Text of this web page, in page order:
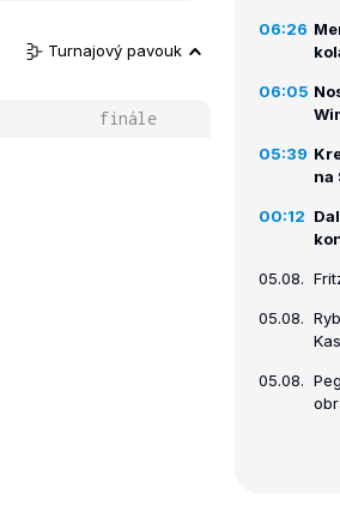
Turnajový pavouk
finále
06:26
06:05
05:39
na
00:12
05.08.
05.08.
05.08.